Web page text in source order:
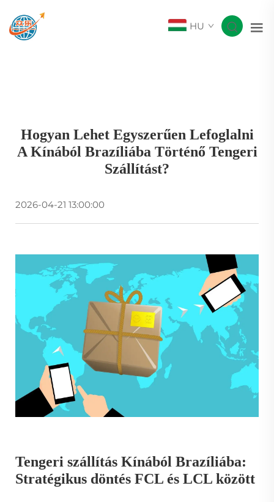
HU
Hogyan Lehet Egyszerűen Lefoglalni
A Kínából Brazíliába Történő Tengeri
Szállítást?
2026-04-21 13:00:00
Tengeri szállítás Kínából Brazíliába:
Stratégikus döntés FCL és LCL között